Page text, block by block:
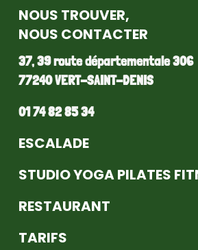
NOUS TROUVER,
NOUS CONTACTER
37, 39 route départementale 306
77240 VERT-SAINT-DENIS
01 74 82 85 34
ESCALADE
STUDIO YOGA PILATES
RESTAURANT
TARIFS